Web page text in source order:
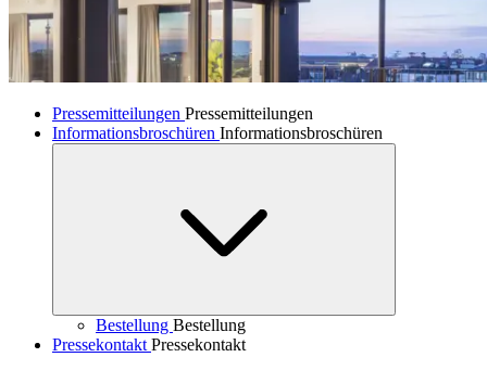
Pressemitteilungen Pressemitteilungen
Informationsbroschüren Informationsbroschüren
Bestellung Bestellung
Pressekontakt Pressekontakt